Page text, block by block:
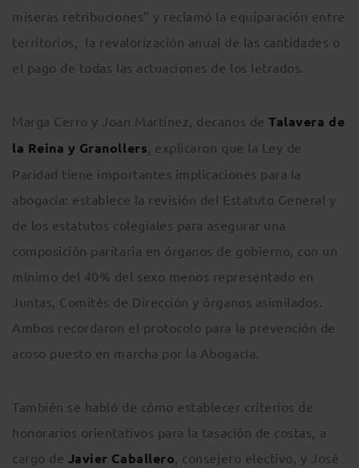
míseras retribuciones” y reclamó la equiparación entre
territorios, la revalorización anual de las cantidades o
el pago de todas las actuaciones de los letrados.
Marga Cerro y Joan Martínez, decanos deTalavera de
la Reina y Granollers, explicaron que la Ley de
Paridad tiene importantes implicaciones para la
abogacía: establece la revisión del Estatuto General y
de los estatutos colegiales para asegurar una
composición paritaria en órganos de gobierno, con un
mínimo del 40% del sexo menos representado en
Juntas, Comités de Dirección y órganos asimilados.
Ambos recordaron el protocolo para la prevención de
acoso puesto en marcha por la Abogacía.
También se habló de cómo establecer criterios de
honorarios orientativos para la tasación de costas, a
cargo de Javier Caballero, consejero electivo, y José